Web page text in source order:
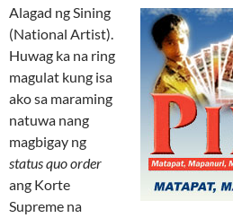
Alagad ng Sining
(National Artist).
Huwag ka na ring
magulat kung isa
ako sa maraming
natuwa nang
magbigay ng
status quo order
ang Korte
Supreme na